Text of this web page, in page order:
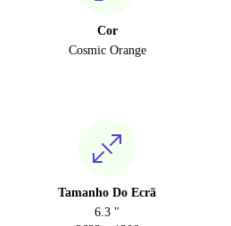
Cor
Cosmic Orange
Tamanho Do Ecrã
6.3 "